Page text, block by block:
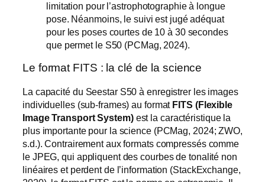
limitation pour l’astrophotographie à longue
pose. Néanmoins, le suivi est jugé adéquat
pour les poses courtes de 10 à 30 secondes
que permet le S50 (PCMag, 2024).
Le format FITS : la clé de la science
La capacité du Seestar S50 à enregistrer les images
individuelles (sub-frames) au format FITS (Flexible
Image Transport System)est la caractéristique la
plus importante pour la science (PCMag, 2024; ZWO,
s.d.). Contrairement aux formats compressés comme
le JPEG, qui appliquent des courbes de tonalité non
linéaires et perdent de l’information (StackExchange,